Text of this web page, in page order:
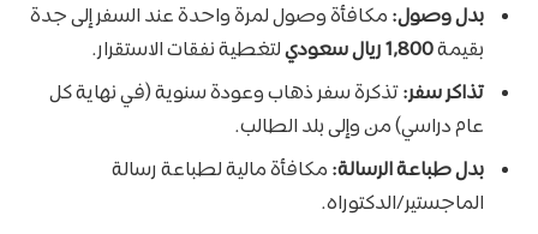
بدل وصول: مكافأة وصول لمرة واحدة عند السفر إلى جدة
بقيمة1,800 ريال سعودي
لتغطية نفقات الاستقرار.
تذاكر سفر:تذكرة سفر ذهاب وعودة سنوية (في نهاية كل
عام دراسي) من وإلى بلد الطالب.
بدل طباعة الرسالة: مكافأة مالية لطباعة رسالة
الماجستير/الدكتوراه.